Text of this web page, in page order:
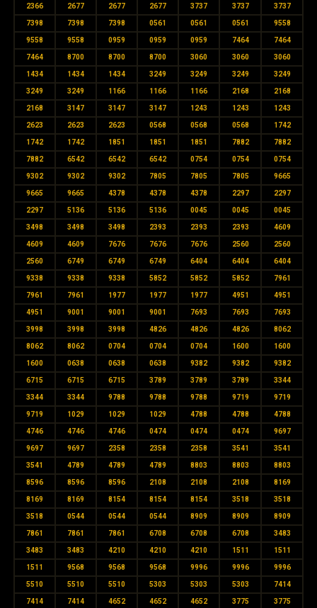
2366 2677 2677 2677 3737 3737 3737
7398 7398 7398 0561 0561 0561 9558
9558 9558 0959 0959 0959 7464 7464
7464 8700 8700 8700 3060 3060 3060
1434 1434 1434 3249 3249 3249 3249
3249 3249 1166 1166 1166 2168 2168
2168 3147 3147 3147 1243 1243 1243
2623 2623 2623 0568 0568 0568 1742
1742 1742 1851 1851 1851 7882 7882
7882 6542 6542 6542 0754 0754 0754
9302 9302 9302 7805 7805 7805 9665
9665 9665 4378 4378 4378 2297 2297
2297 5136 5136 5136 0045 0045 0045
3498 3498 3498 2393 2393 2393 4609
4609 4609 7676 7676 7676 2560 2560
2560 6749 6749 6749 6404 6404 6404
9338 9338 9338 5852 5852 5852 7961
7961 7961 1977 1977 1977 4951 4951
4951 9001 9001 9001 7693 7693 7693
3998 3998 3998 4826 4826 4826 8062
8062 8062 0704 0704 0704 1600 1600
1600 0638 0638 0638 9382 9382 9382
6715 6715 6715 3789 3789 3789 3344
3344 3344 9788 9788 9788 9719 9719
9719 1029 1029 1029 4788 4788 4788
4746 4746 4746 0474 0474 0474 9697
9697 9697 2358 2358 2358 3541 3541
3541 4789 4789 4789 8803 8803 8803
8596 8596 8596 2108 2108 2108 8169
8169 8169 8154 8154 8154 3518 3518
3518 0544 0544 0544 8909 8909 8909
7861 7861 7861 6708 6708 6708 3483
3483 3483 4210 4210 4210 1511 1511
1511 9568 9568 9568 9996 9996 9996
5510 5510 5510 5303 5303 5303 7414
7414 7414 4652 4652 4652 3775 3775